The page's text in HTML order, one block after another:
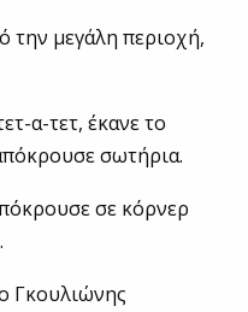
την μεγάλη περιοχή,
α-τετ, έκανε το
σωτήρια.
σε κόρνερ
Γκουλιώνης